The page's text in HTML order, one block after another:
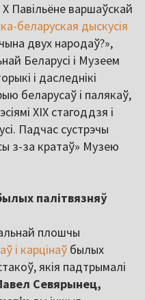
Павільёне варшаўскай
беларуская дыскусія
двух народаў?»,
Беларусі і Музеем
і даследнікі
беларусаў і палякаў,
XIX стагоддзя і
Падчас сустрэчы
з-за кратаў» Музею
палітвязняў
плошчы
і карцінаў былых
якія падтрымалі
Севярынец,